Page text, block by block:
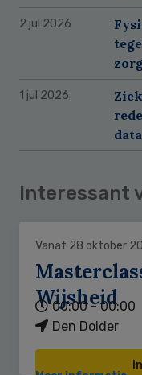
2 jul 2026
1 jul 2026
data
Interessant
Vanaf 28 oktober
Wijsheid
00:00 - 00:00
Den Dolder